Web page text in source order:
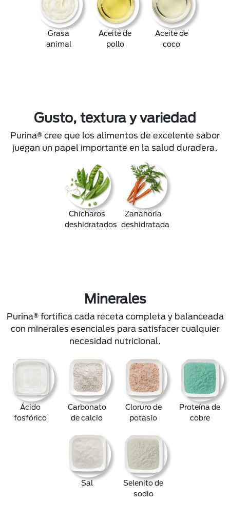
Grasa
animal
Aceite de
pollo
Aceite de
coco
Gusto, textura y variedad
Purina® cree que los alimentos de excelente sabor
juegan un papel importante en la salud duradera.
Chícharos
deshidratados
Zanahoria
deshidratada
Minerales
Purina® fortifica cada receta completa y balanceada
con minerales esenciales para satisfacer cualquier
necesidad nutricional.
Ácido
fosfórico
Carbonato
de calcio
Cloruro de
potasio
Proteína de
cobre
Sal
Selenito de
sodio